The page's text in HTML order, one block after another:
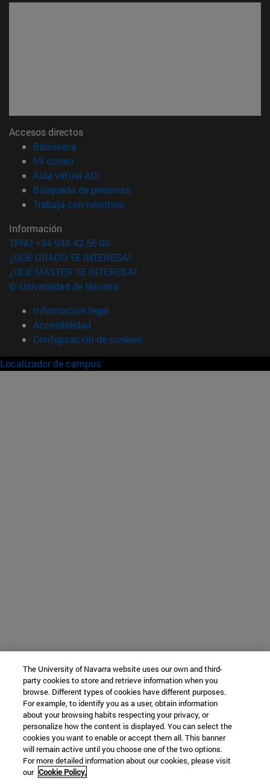
Accesos directos
Biblioteca
Mi correo(abre en nueva ventana)
Aula virtual ADI
Búsqueda de personas(abre en nueva ventana)
Trabaja con nosotros(abre en nueva ventana)
Información
TFNO +34 948 42 56 00
¿QUÉ GRADO TE INTERESA?
¿QUÉ MÁSTER TE INTERESA?
© Universidad de Navarra
Información legal
Accesibilidad
Configuración de cookies
Localizador de campus
The University of Navarra website uses our own and third-
party cookies to store and retrieve information when you
browse. Different types of cookies have different purposes.
For example, to identify you as a user, obtain information
about your browsing habits respecting your privacy, or
personalize how the content is displayed. You can select the
cookies you want to enable or accept them all. This banner
will remain active until you choose one of the two options.
For more detailed information about our cookies, please visit
our Cookie Policy.